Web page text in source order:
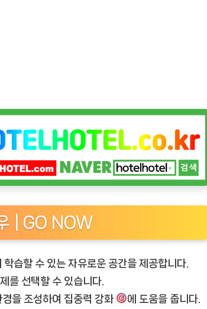
| GO NOW
습할 수 있는 자유로운 공간을 제공합니다.
를 선택할 수 있습니다.
경을 조성하여 집중력 강화
에 도움을 줍니다.